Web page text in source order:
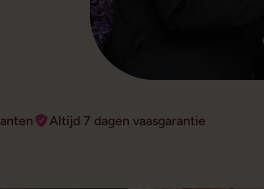
Altijd 7 dagen vaasgarantie